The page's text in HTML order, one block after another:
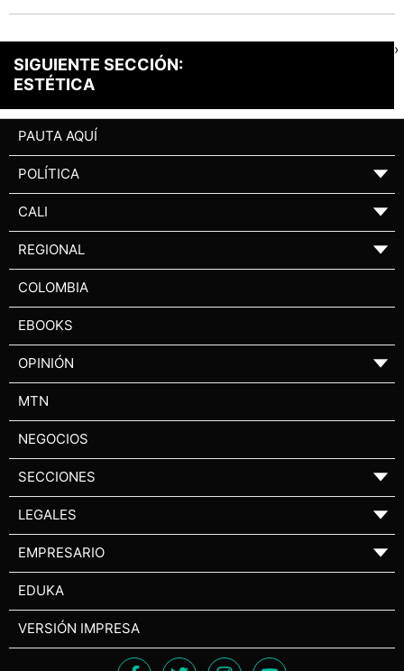
SIGUIENTE SECCIÓN:
ESTÉTICA
›
PAUTA AQUÍ
POLÍTICA ▼
CALI ▼
REGIONAL ▼
COLOMBIA
EBOOKS
OPINIÓN ▼
MTN
NEGOCIOS
SECCIONES ▼
LEGALES ▼
EMPRESARIO ▼
EDUKA
VERSIÓN IMPRESA